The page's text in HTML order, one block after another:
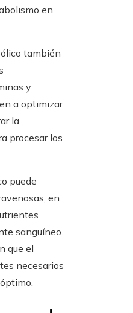
en
también
y
a optimizar
la
procesar los
puede
en
sanguíneo.
que el
necesarios